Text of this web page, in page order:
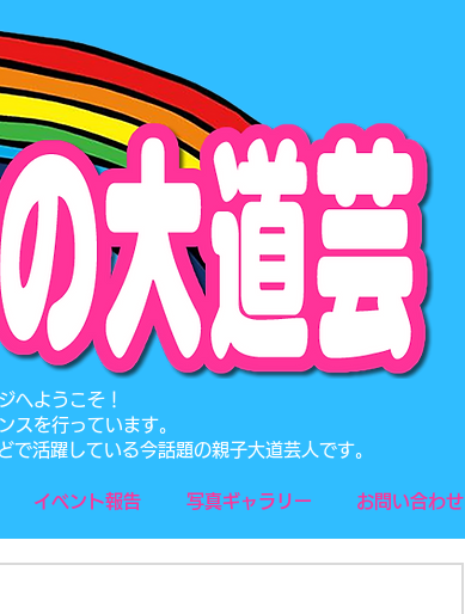
へようこそ！
スを行っています。
活躍している今話題の親子大道芸人です。
イベント報告 写真ギャラリー お問い合わせ